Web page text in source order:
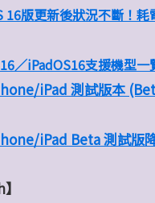
16版更新後狀況不斷！耗
／iPadOS16支援機型一
iPad 測試版本
iPad Beta 測試版